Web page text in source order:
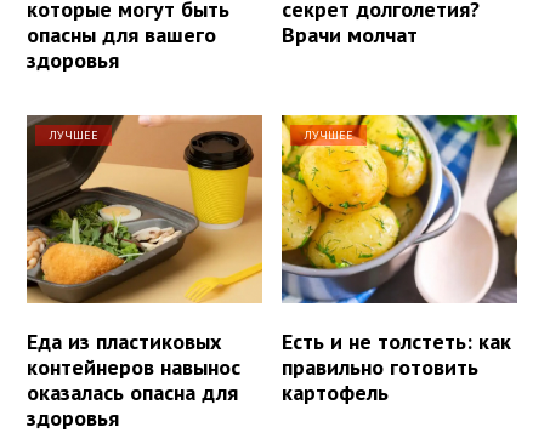
которые могут быть
опасны для вашего
здоровья
секрет долголетия?
Врачи молчат
ЛУЧШЕЕ
Еда из пластиковых
контейнеров навынос
оказалась опасна для
здоровья
ЛУЧШЕЕ
Есть и не толстеть: как
правильно готовить
картофель